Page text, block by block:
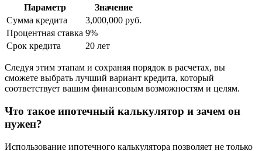
Параметр
Значение
Сумма кредита
3,000,000 руб.
Процентная ставка 9%
Срок кредита
20 лет
Следуя этим этапам и сохраняя порядок в расчетах, вы
сможете выбрать лучший вариант кредита, который
соответствует вашим финансовым возможностям и целям.
Что такое ипотечный калькулятор и зачем он
нужен?
Использование ипотечного калькулятора позволяет не только